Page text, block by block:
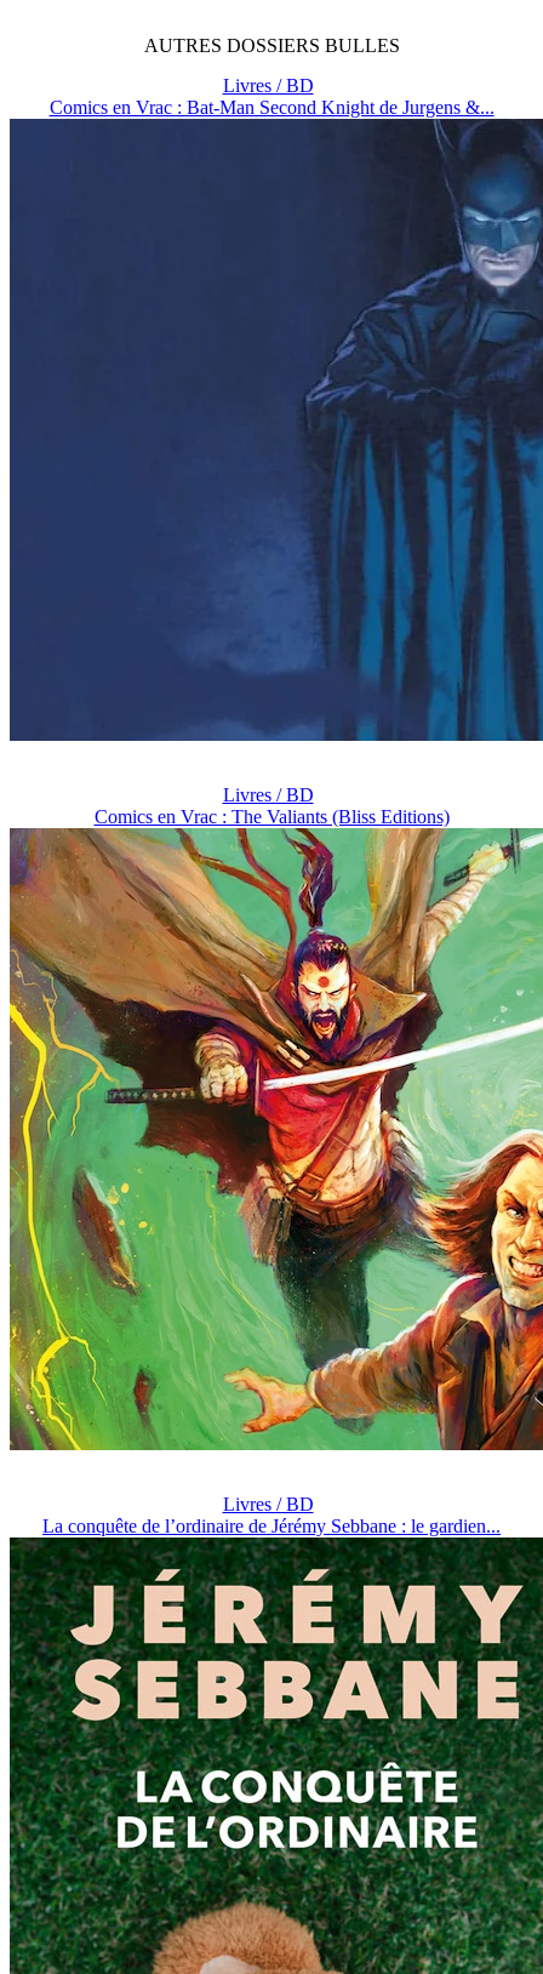
AUTRES DOSSIERS BULLES
Livres / BD
Comics en Vrac : Bat-Man Second Knight de Jurgens &...
Livres / BD
Comics en Vrac : The Valiants (Bliss Editions)
Livres / BD
La conquête de l’ordinaire de Jérémy Sebbane : le gardien...